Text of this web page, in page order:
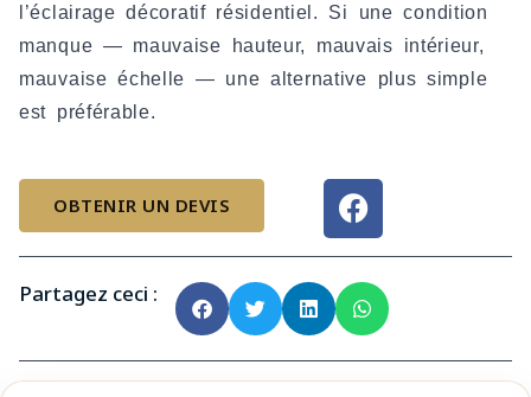
l’éclairage décoratif résidentiel. Si une condition
manque — mauvaise hauteur, mauvais intérieur,
mauvaise échelle — une alternative plus simple
est préférable.
OBTENIR UN DEVIS
F
a
c
e
b
o
o
k
Partagez ceci :